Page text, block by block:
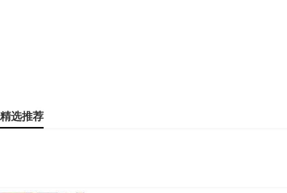
精选推荐